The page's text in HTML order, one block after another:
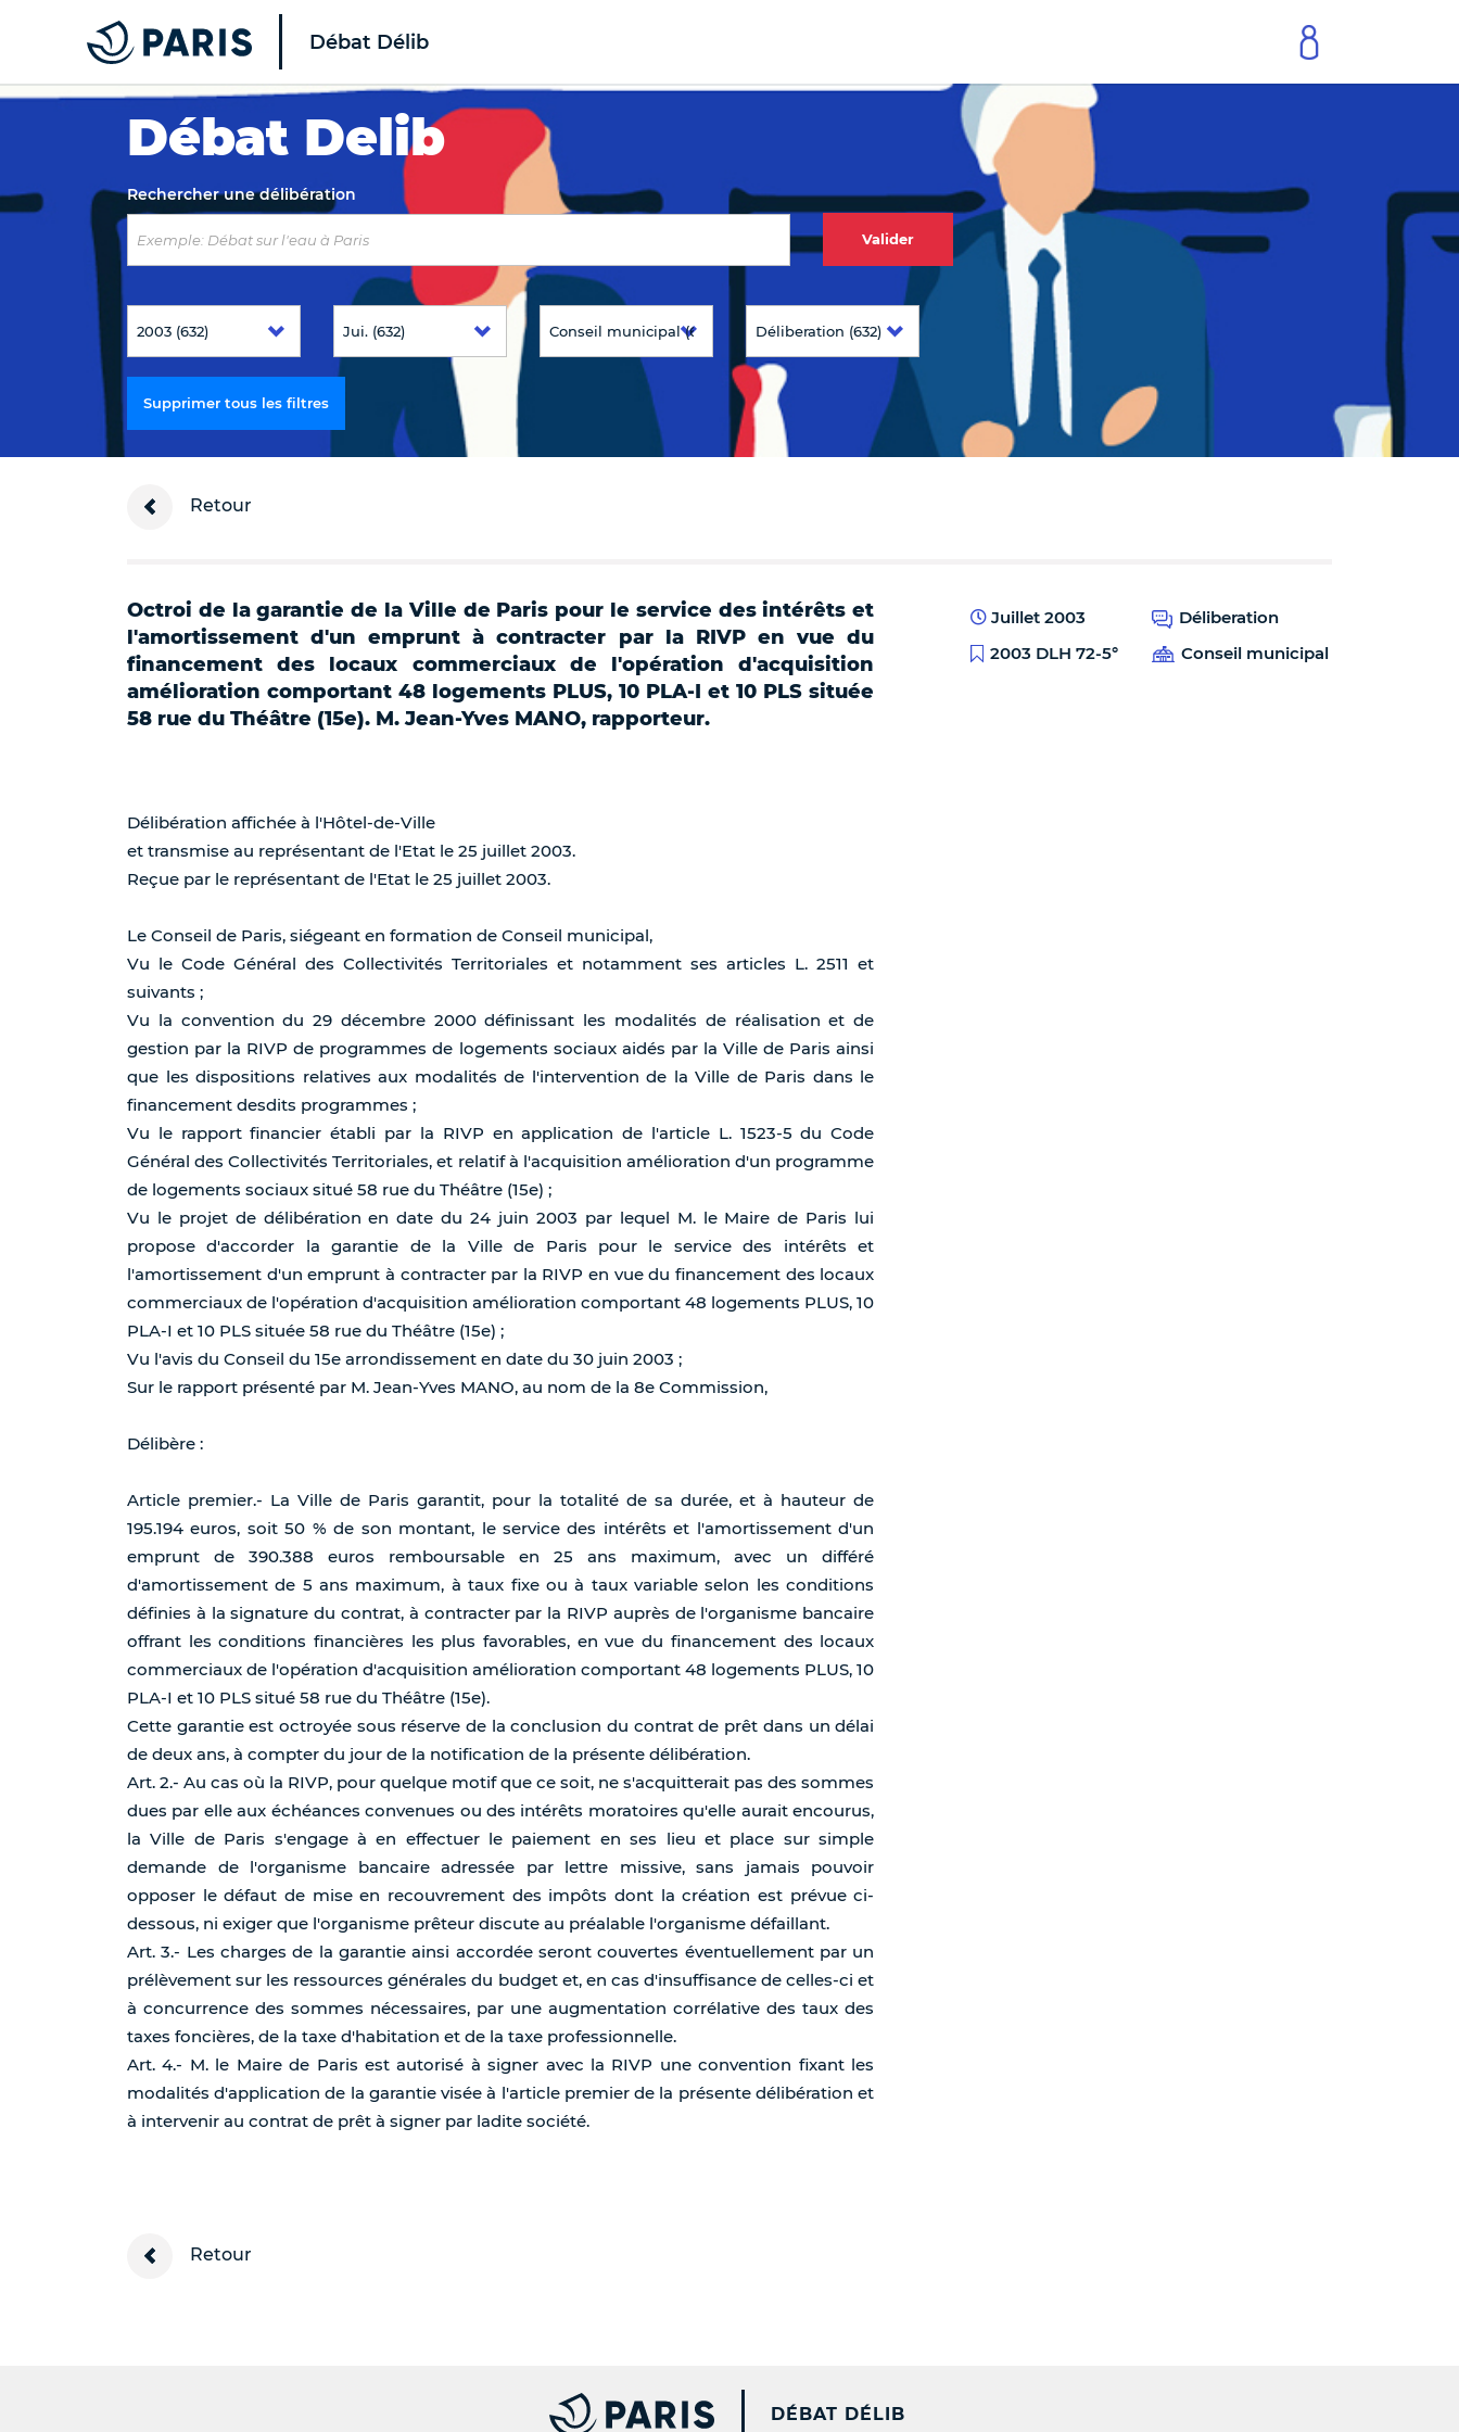
Top of the page
Débat Délib
Débat Delib
Rechercher une délibération
Valider
Supprimer tous les filtres
Retour
Octroi de la garantie de la Ville de Paris pour le service des intérêts et
l'amortissement d'un emprunt à contracter par la RIVP en vue du
financement des locaux commerciaux de l'opération d'acquisition
amélioration comportant 48 logements PLUS, 10 PLA-I et 10 PLS située
58 rue du Théâtre (15e). M. Jean-Yves MANO, rapporteur.
Délibération affichée à l'Hôtel-de-Ville
et transmise au représentant de l'Etat le 25 juillet 2003.
Reçue par le représentant de l'Etat le 25 juillet 2003.
Le Conseil de Paris, siégeant en formation de Conseil municipal,
Vu le Code Général des Collectivités Territoriales et notamment ses articles L. 2511 et
suivants ;
Vu la convention du 29 décembre 2000 définissant les modalités de réalisation et de
gestion par la RIVP de programmes de logements sociaux aidés par la Ville de Paris ainsi
que les dispositions relatives aux modalités de l'intervention de la Ville de Paris dans le
financement desdits programmes ;
Vu le rapport financier établi par la RIVP en application de l'article L. 1523-5 du Code
Général des Collectivités Territoriales, et relatif à l'acquisition amélioration d'un programme
de logements sociaux situé 58 rue du Théâtre (15e) ;
Vu le projet de délibération en date du 24 juin 2003 par lequel M. le Maire de Paris lui
propose d'accorder la garantie de la Ville de Paris pour le service des intérêts et
l'amortissement d'un emprunt à contracter par la RIVP en vue du financement des locaux
commerciaux de l'opération d'acquisition amélioration comportant 48 logements PLUS, 10
PLA-I et 10 PLS située 58 rue du Théâtre (15e) ;
Vu l'avis du Conseil du 15e arrondissement en date du 30 juin 2003 ;
Sur le rapport présenté par M. Jean-Yves MANO, au nom de la 8e Commission,
Délibère :
Article premier.- La Ville de Paris garantit, pour la totalité de sa durée, et à hauteur de
195.194 euros, soit 50 % de son montant, le service des intérêts et l'amortissement d'un
emprunt de 390.388 euros remboursable en 25 ans maximum, avec un différé
d'amortissement de 5 ans maximum, à taux fixe ou à taux variable selon les conditions
définies à la signature du contrat, à contracter par la RIVP auprès de l'organisme bancaire
offrant les conditions financières les plus favorables, en vue du financement des locaux
commerciaux de l'opération d'acquisition amélioration comportant 48 logements PLUS, 10
PLA-I et 10 PLS situé 58 rue du Théâtre (15e).
Cette garantie est octroyée sous réserve de la conclusion du contrat de prêt dans un délai
de deux ans, à compter du jour de la notification de la présente délibération.
Art. 2.- Au cas où la RIVP, pour quelque motif que ce soit, ne s'acquitterait pas des sommes
dues par elle aux échéances convenues ou des intérêts moratoires qu'elle aurait encourus,
la Ville de Paris s'engage à en effectuer le paiement en ses lieu et place sur simple
demande de l'organisme bancaire adressée par lettre missive, sans jamais pouvoir
opposer le défaut de mise en recouvrement des impôts dont la création est prévue ci-
dessous, ni exiger que l'organisme prêteur discute au préalable l'organisme défaillant.
Art. 3.- Les charges de la garantie ainsi accordée seront couvertes éventuellement par un
prélèvement sur les ressources générales du budget et, en cas d'insuffisance de celles-ci et
à concurrence des sommes nécessaires, par une augmentation corrélative des taux des
taxes foncières, de la taxe d'habitation et de la taxe professionnelle.
Art. 4.- M. le Maire de Paris est autorisé à signer avec la RIVP une convention fixant les
modalités d'application de la garantie visée à l'article premier de la présente délibération et
à intervenir au contrat de prêt à signer par ladite société.
Juillet 2003
Déliberation
2003 DLH 72-5°
Conseil municipal
Retour
PARIS.FR [NEW WINDOW]
DÉBAT DÉLIB